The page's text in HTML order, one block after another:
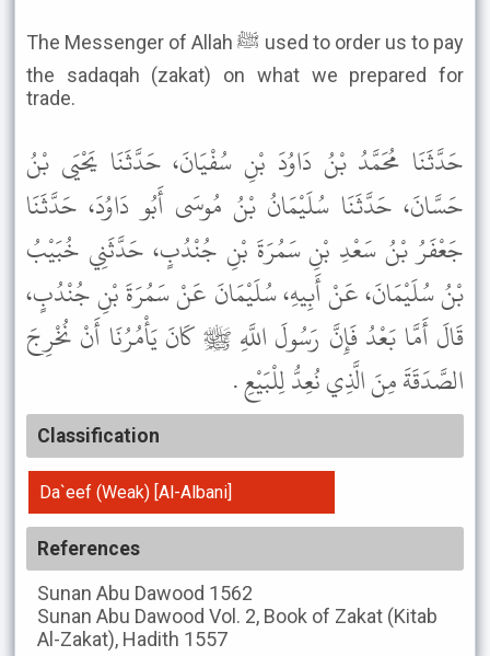
The Messenger of Allah ﷺ used to order us to pay
the sadaqah (zakat) on what we prepared for
trade.
حَدَّثَنَا مُحَمَّدُ بْنُ دَاوُدَ بْنِ سُفْيَانَ، حَدَّثَنَا يَحْيَى بْنُ
حَسَّانَ، حَدَّثَنَا سُلَيْمَانُ بْنُ مُوسَى أَبُو دَاوُدَ، حَدَّثَنَا
جَعْفَرُ بْنُ سَعْدِ بْنِ سَمُرَةَ بْنِ جُنْدُبٍ، حَدَّثَنِي خُبَيْبُ
بْنُ سُلَيْمَانَ، عَنْ أَبِيهِ، سُلَيْمَانَ عَنْ سَمُرَةَ بْنِ جُنْدُبٍ،
قَالَ أَمَّا بَعْدُ فَإِنَّ رَسُولَ اللَّهِ ﷺ كَانَ يَأْمُرُنَا أَنْ نُخْرِجَ
الصَّدَقَةَ مِنَ الَّذِي نُعِدُّ لِلْبَيْعِ .
Classification
Da`eef (Weak) [Al-Albani]
References
Sunan Abu Dawood 1562
Sunan Abu Dawood Vol. 2, Book of Zakat (Kitab
Al-Zakat), Hadith 1557